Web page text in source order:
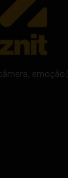
emoção!